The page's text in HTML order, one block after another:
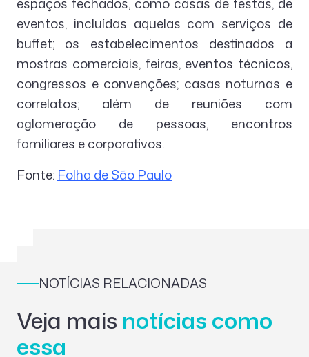
eventos, incluídas aquelas com serviços de
buffet; os estabelecimentos destinados a
mostras comerciais, feiras, eventos técnicos,
congressos e convenções; casas noturnas e
correlatos; além de reuniões com
aglomeração de pessoas, encontros
familiares e corporativos.
Fonte: Folha de São Paulo
NOTÍCIAS RELACIONADAS
Veja mais notícias como
essa